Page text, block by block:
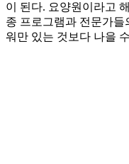
이 된다. 요양원이라고
종 프로그램과 전문가
워만 있는 것보다 나을